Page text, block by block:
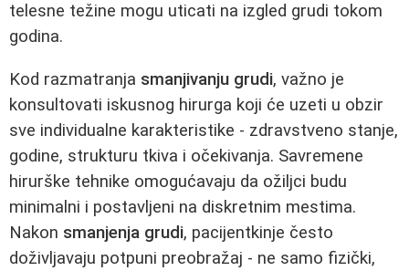
telesne težine mogu uticati na izgled grudi tokom
godina.
Kod razmatranja smanjivanju grudi, važno je
konsultovati iskusnog hirurga koji će uzeti u obzir
sve individualne karakteristike - zdravstveno stanje,
godine, strukturu tkiva i očekivanja. Savremene
hirurške tehnike omogućavaju da ožiljci budu
minimalni i postavljeni na diskretnim mestima.
Nakon smanjenja grudi, pacijentkinje često
doživljavaju potpuni preobražaj - ne samo fizički,